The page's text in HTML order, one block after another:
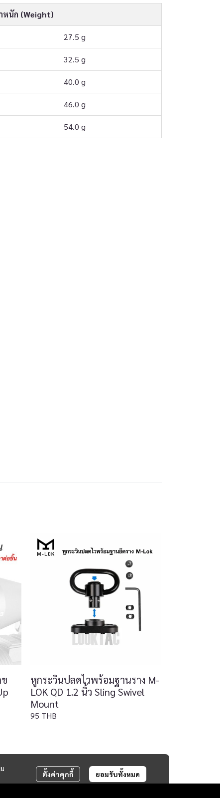
หนัก (Weight)
27.5 g
32.5 g
40.0 g
46.0 g
54.0 g
หูกระวินปลดไวพร้อมฐานราง M-
LOK QD 1.2 นิ้ว Sling Swivel
Mount
95 THB
ตั้งค่าคุกกี้ ยอมรับทั้งหมด